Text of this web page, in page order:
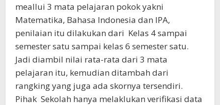
meallui 3 mata pelajaran pokok yakni
Matematika, Bahasa Indonesia dan IPA,
penilaian itu dilakukan dari Kelas 4 sampai
semester satu sampai kelas 6 semester satu.
Jadi diambil nilai rata-rata dari 3 mata
pelajaran itu, kemudian ditambah dari
rangking yang juga ada skornya tersendiri.
Pihak Sekolah hanya melaklukan verifikasi data